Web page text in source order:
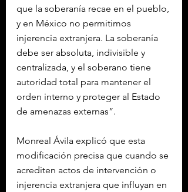
que la soberanía recae en el pueblo,
y en México no permitimos
injerencia extranjera. La soberanía
debe ser absoluta, indivisible y
centralizada, y el soberano tiene
autoridad total para mantener el
orden interno y proteger al Estado
de amenazas externas”.
Monreal Ávila explicó que esta
modificación precisa que cuando se
acrediten actos de intervención o
injerencia extranjera que influyan en